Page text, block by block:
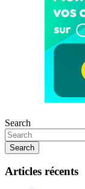
Search
Search
Articles récents